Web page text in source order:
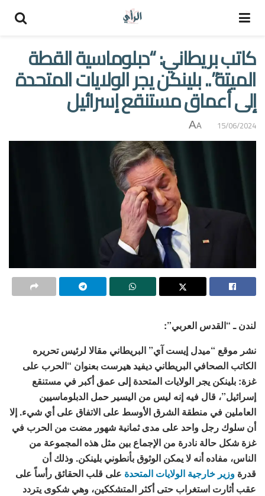
كاتب بريطاني: “دبلوماسية القطة
الميتة”.. بلينكن يجر الولايات المتحدة
إلى أعماق مستنقع إسرائيل
15/06/2024
A
A
لندن ـ “القدس العربي”:
نشر موقع “ميدل إيست آي” البريطاني مقالا لرئيس تحريره
الكاتب الصحافي البريطاني ديفيد هيرست بعنوان “الحرب على
غزة: بلينكن يجر الولايات المتحدة إلى عمق أكبر في مستنقع
إسرائيل”، قال فيه إنه ليس من اليسير حمل الدبلوماسيين
العاملين في منطقة الشرق الأوسط على الاتفاق على أي شيء. إلا
أن سلوك رجل واحد على مدى ثمانية شهور مضت من الحرب في
غزة شكل حالة نادرة من الإجماع بين مثل هذه المجموعة من
الناس، مفاده أنه لا يمكن الوثوق بأنطوني بلينكن. وذلك أن
قدرة وزير خارجية الولايات المتحدة على قلب الحقائق رأساً على
عقب أثارت استغراب حتى أكثر المتشككين، وهي شكوى يتردد